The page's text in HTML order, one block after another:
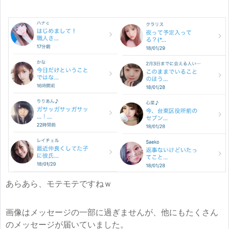
あらあら、モテモテですねｗ
画像はメッセージの一部に過ぎませんが、他にもたくさん
のメッセージが届いていました。